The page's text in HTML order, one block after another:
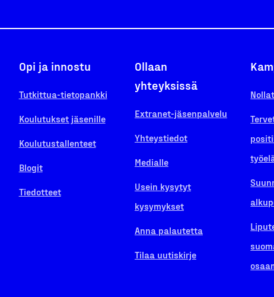
Opi ja innostu
Tutkittua-tietopankki
Koulutukset jäsenille
Koulutustallenteet
Blogit
Tiedotteet
Ollaan
yhteyksissä
Extranet-jäsenpalvelu
Yhteystiedot
Medialle
Usein kysytyt
kysymykset
Anna palautetta
Tilaa uutiskirje